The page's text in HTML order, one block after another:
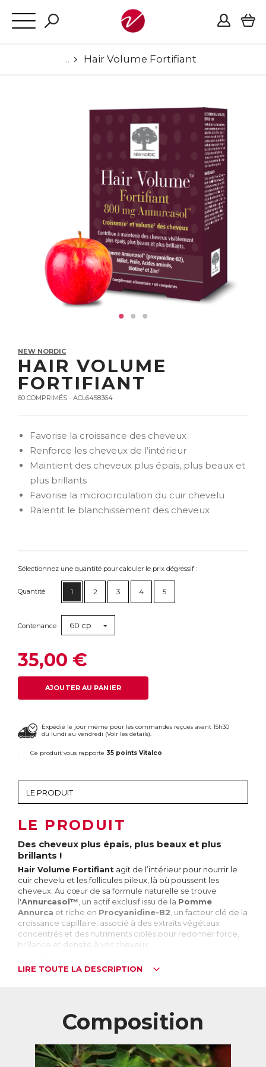
Hair Volume Fortifiant
NEW NORDIC
HAIR VOLUME
FORTIFIANT
60 COMPRIMÉS - ACL6458364
Favorise la croissance des cheveux
Renforce les cheveux de l’intérieur
Maintient des cheveux plus épais, plus beaux et
plus brillants
Favorise la microcirculation du cuir chevelu
Ralentit le blanchissement des cheveux
Sélectionnez une quantité pour calculer le prix dégressif :
Quantité 1 2 3 4 5
Contenance 60 cp
35,00 €
AJOUTER AU PANIER
Expédié le jour même pour les commandes reçues avant 15h30
du lundi au vendredi (Voir les détails).
Ce produit vous rapporte 35 points Vitalco
LE PRODUIT
Des cheveux plus épais, plus beaux et plus
brillants !
Hair Volume Fortifiant agit de l’intérieur pour nourrir le
cuir chevelu et les follicules pileux, là où poussent les
cheveux. Au cœur de sa formule naturelle se trouve
l'Annurcasol™ , un actif exclusif issu de la Pomme
Annurca et riche en Procyanidine-B2 , un facteur clé de la
croissance capillaire, associé à des extraits végétaux
concentrés et des nutriments ciblés pour redonner force,
brillance et densité à vos cheveux.
sont satisfaites !
prématurée de cheveux blancs.
Plus largement,Hair Volume Fortifiant s’adresse aux
premium pour prendre soin de leur chevelure en
profondeur : que ce soit pour retrouver du volume et de la
LIRE TOUTE LA DESCRIPTION
Composition